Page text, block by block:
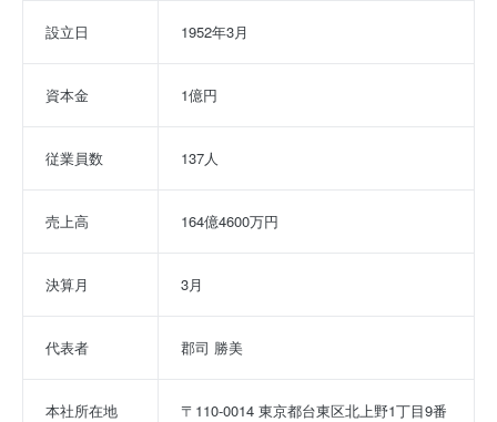
設立日 1952年3月
資本金 1億円
従業員数 137人
売上高 164億4600万円
決算月 3月
代表者 郡司 勝美
本社所在地 〒110-0014 東京都台東区北上野1丁目9番